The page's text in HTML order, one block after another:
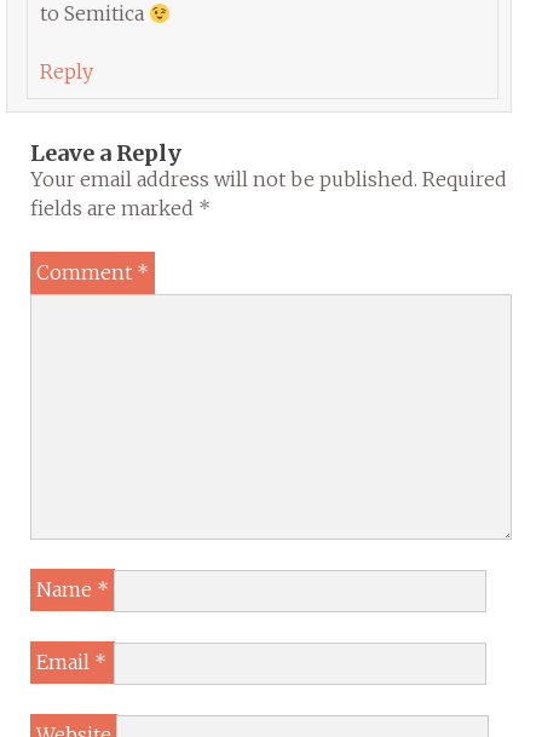
to Semitica
Reply
Leave a Reply
Your email address will not be published. Required
fields are marked *
Comment *
Name *
Email *